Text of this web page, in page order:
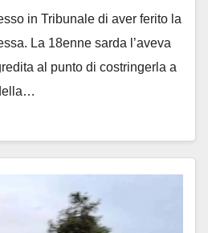
in Tribunale di aver ferito la
La 18enne sarda l’aveva
al punto di costringerla a